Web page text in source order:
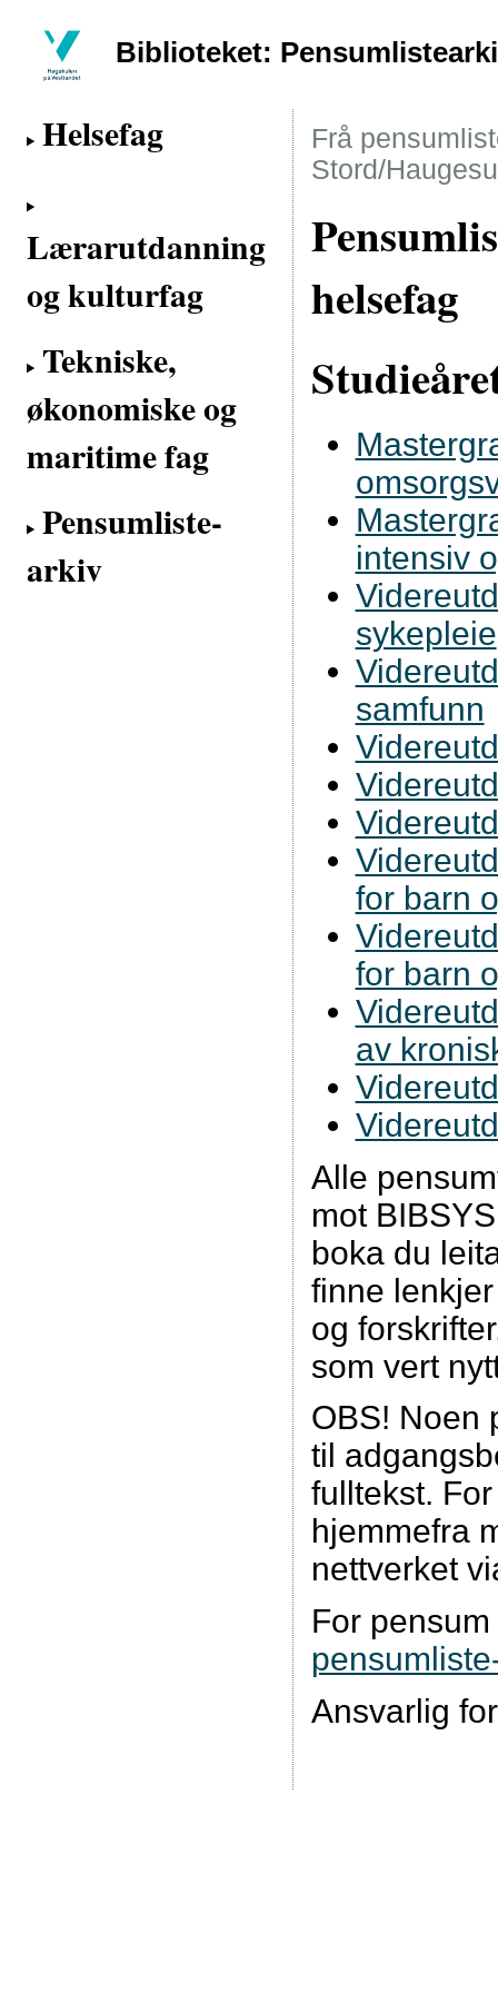
Biblioteket:
Helsefag
Lærarutdanning
og kulturfag
Tekniske,
økonomiske og
maritime fag
Pensumliste-
arkiv
Frå
Stord/
helsefag
intensiv
sykepleie
samfunn
for barn
for barn
av
Alle
mot
boka du
finne
og
som vert
OBS! Noen
til
fulltekst.
hjemmefra
nettverket
For
Ansvarlig